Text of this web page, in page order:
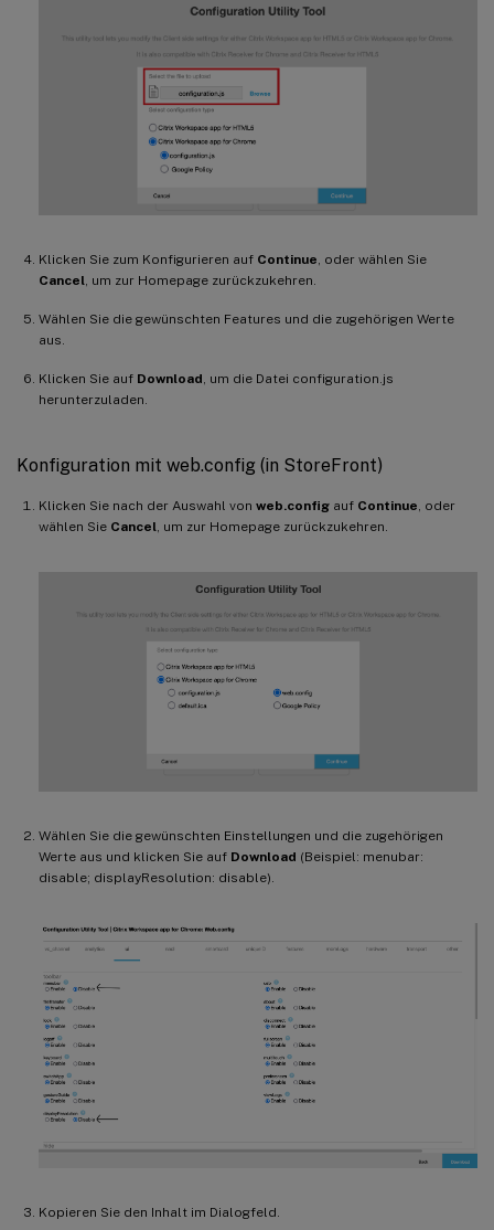
Klicken Sie zum Konfigurieren auf Continue, oder wählen Sie
Cancel, um zur Homepage zurückzukehren.
Wählen Sie die gewünschten Features und die zugehörigen Werte
aus.
Klicken Sie auf Download, um die Datei configuration.js
herunterzuladen.
Konfiguration mit web.config (in StoreFront)
Klicken Sie nach der Auswahl von web.config auf Continue, oder
wählen Sie Cancel, um zur Homepage zurückzukehren.
Wählen Sie die gewünschten Einstellungen und die zugehörigen
Werte aus und klicken Sie auf Download (Beispiel: menubar:
disable; displayResolution: disable).
Kopieren Sie den Inhalt im Dialogfeld.